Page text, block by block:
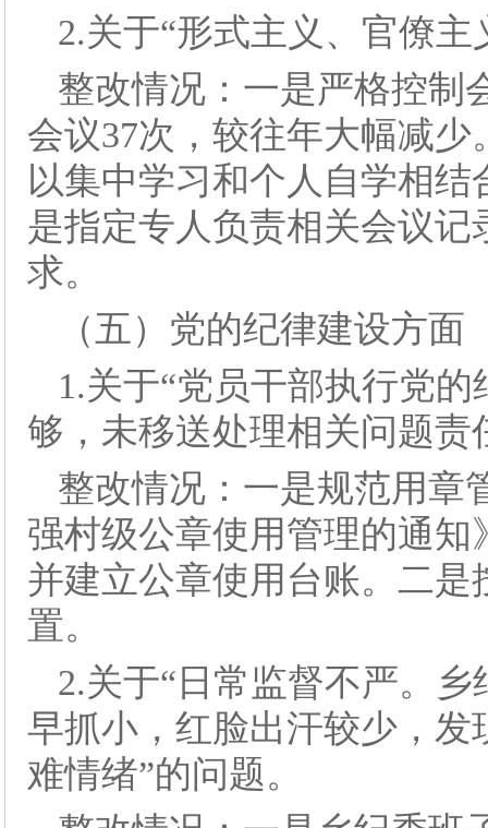
2.关于“形式主义、官僚
整改情况：一是严格控制
会议37次，较往年大幅减
以集中学习和个人自学相
是指定专人负责相关会议
求。
（五）党的纪律建设方面
1.关于“党员干部执行党
够，未移送处理相关问题责
整改情况：一是规范用章
强村级公章使用管理的通
并建立公章使用台账。二
置。
2.关于“日常监督不严。
早抓小，红脸出汗较少，
难情绪”的问题。